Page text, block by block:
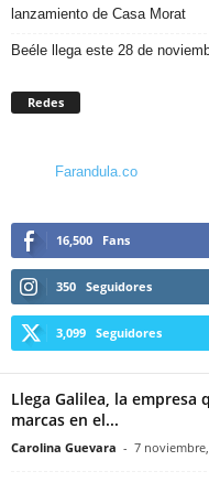
lanzamiento de Casa Morat
Beéle llega este 28 de
Redes
Farandula.co
16,500 Fans
350 Seguidores
3,099 Seguidores
Llega Galilea, la
marcas en el...
Carolina Guevara - 7